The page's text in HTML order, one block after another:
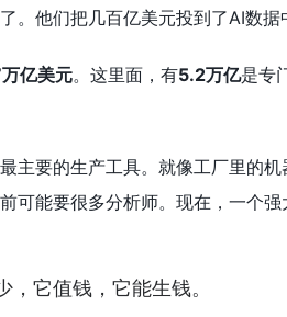
。他们把几百亿美元投到了AI数
亿美元。这里面，有5.2万亿是专
主要的生产工具。就像工厂里的
可能要很多分析师。现在，一个
它值钱，它能生钱。